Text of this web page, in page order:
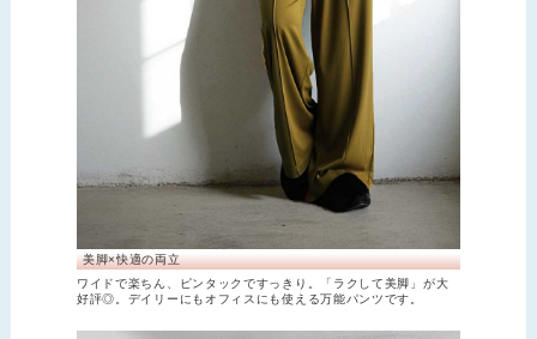
美脚×快適の両立
ワイドで楽ちん、ピンタックですっきり。「ラクして美脚」が大
好評◎。デイリーにもオフィスにも使える万能パンツです。